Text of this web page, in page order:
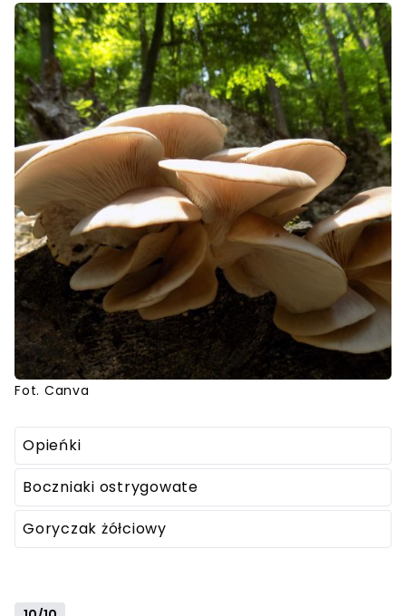
Fot. Canva
Opieńki
Boczniaki ostrygowate
Goryczak żółciowy